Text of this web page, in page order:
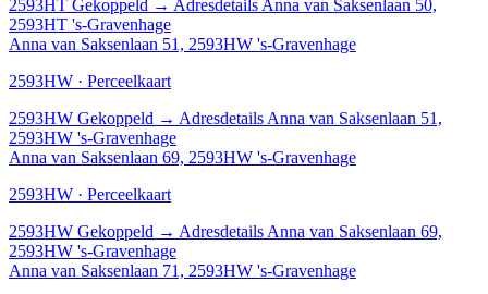
2593HT Gekoppeld → Adresdetails Anna van Saksenlaan 50,
2593HT 's-Gravenhage
Anna van Saksenlaan 51, 2593HW 's-Gravenhage
2593HW · Perceelkaart
2593HW Gekoppeld → Adresdetails Anna van Saksenlaan 51,
2593HW 's-Gravenhage
Anna van Saksenlaan 69, 2593HW 's-Gravenhage
2593HW · Perceelkaart
2593HW Gekoppeld → Adresdetails Anna van Saksenlaan 69,
2593HW 's-Gravenhage
Anna van Saksenlaan 71, 2593HW 's-Gravenhage